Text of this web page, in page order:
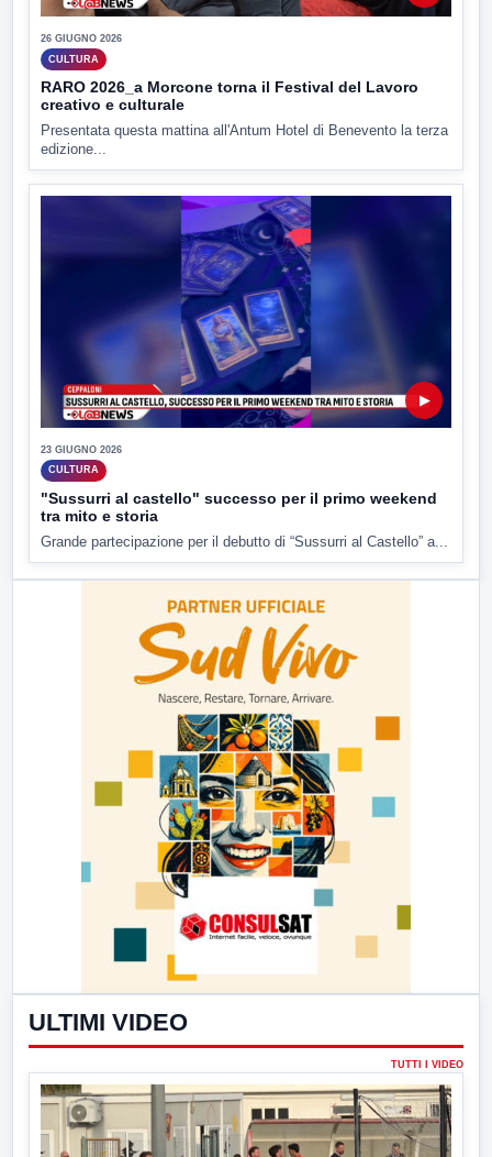
26 GIUGNO 2026
CULTURA
RARO 2026_a Morcone torna il Festival del Lavoro
creativo e culturale
Presentata questa mattina all'Antum Hotel di Benevento la terza
edizione...
▶
23 GIUGNO 2026
CULTURA
"Sussurri al castello" successo per il primo weekend
tra mito e storia
Grande partecipazione per il debutto di “Sussurri al Castello” a...
ULTIMI VIDEO
TUTTI I VIDEO